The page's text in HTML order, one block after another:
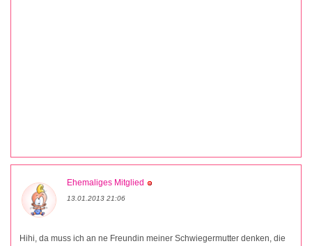
Ehemaliges Mitglied
13.01.2013 21:06
Hihi, da muss ich an ne Freundin meiner Schwiegermutter denken, die